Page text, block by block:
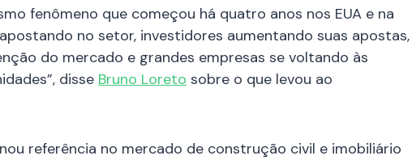
fenômeno que começou há quatro anos nos EUA e na
no setor, investidores aumentando suas apostas,
do mercado e grandes empresas se voltando às
disse Bruno Loreto sobre o que levou ao
referência no mercado de construção civil e imobiliário